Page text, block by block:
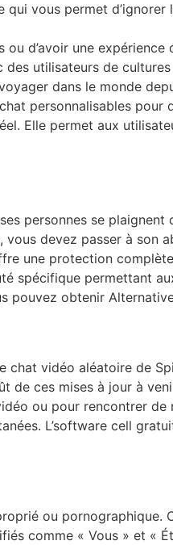
qui vous permet
d’avoir une
utilisateurs de
dans le monde
personnalisables pour
Elle permet aux
personnes se plaignent
devez passer à son
une protection
spécifique permettant
pouvez obtenir
chat vidéo aléatoire de
de ces mises à jour à
ou pour rencontrer de
L’software cell
ou pornographique.
comme « Vous » et «